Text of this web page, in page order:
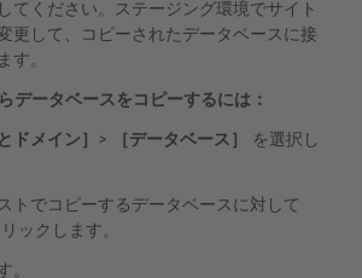
てください。ステージング環境でサイト
更して、コピーされたデータベースに接
す。
データベースをコピーするには：
ドメイン］ > ［データベース］
を選択し
トでコピーするデータベースに対して
ックします。
。